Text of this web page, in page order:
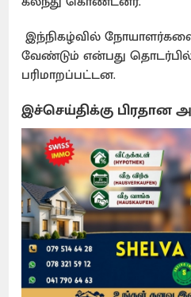
இந்நிகழ்வில் நோயாளர்களை
வேண்டும் என்பது
பரிமாறப்பட்டன.
இச்செய்திக்கு